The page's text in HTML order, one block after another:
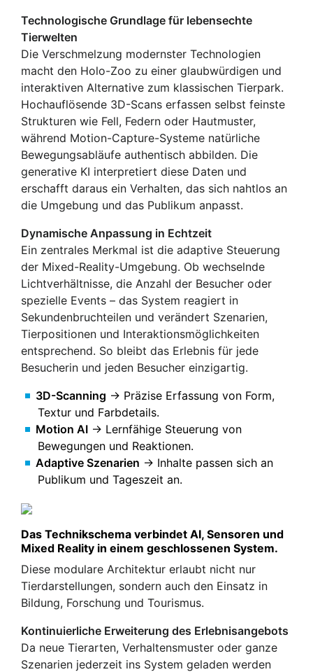
Technologische Grundlage für lebensechte
Tierwelten
Die Verschmelzung modernster Technologien
macht den Holo-Zoo zu einer glaubwürdigen und
interaktiven Alternative zum klassischen Tierpark.
Hochauflösende 3D-Scans erfassen selbst feinste
Strukturen wie Fell, Federn oder Hautmuster,
während Motion-Capture-Systeme natürliche
Bewegungsabläufe authentisch abbilden. Die
generative KI interpretiert diese Daten und
erschafft daraus ein Verhalten, das sich nahtlos an
die Umgebung und das Publikum anpasst.
Dynamische Anpassung in Echtzeit
Ein zentrales Merkmal ist die adaptive Steuerung
der Mixed-Reality-Umgebung. Ob wechselnde
Lichtverhältnisse, die Anzahl der Besucher oder
spezielle Events – das System reagiert in
Sekundenbruchteilen und verändert Szenarien,
Tierpositionen und Interaktionsmöglichkeiten
entsprechend. So bleibt das Erlebnis für jede
Besucherin und jeden Besucher einzigartig.
3D-Scanning → Präzise Erfassung von Form,
Textur und Farbdetails.
Motion AI → Lernfähige Steuerung von
Bewegungen und Reaktionen.
Adaptive Szenarien → Inhalte passen sich an
Publikum und Tageszeit an.
Das Technikschema verbindet AI, Sensoren und
Mixed Reality in einem geschlossenen System.
Diese modulare Architektur erlaubt nicht nur
Tierdarstellungen, sondern auch den Einsatz in
Bildung, Forschung und Tourismus.
Kontinuierliche Erweiterung des Erlebnisangebots
Da neue Tierarten, Verhaltensmuster oder ganze
Szenarien jederzeit ins System geladen werden